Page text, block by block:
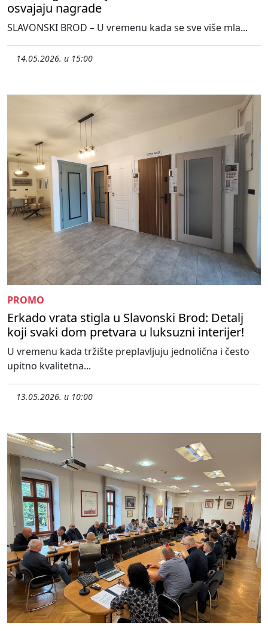
osvajaju nagrade
SLAVONSKI BROD – U vremenu kada se sve više mla...
14.05.2026. u 15:00
PROMO
Erkado vrata stigla u Slavonski Brod: Detalj
koji svaki dom pretvara u luksuzni interijer!
U vremenu kada tržište preplavljuju jednolična i često
upitno kvalitetna...
13.05.2026. u 10:00